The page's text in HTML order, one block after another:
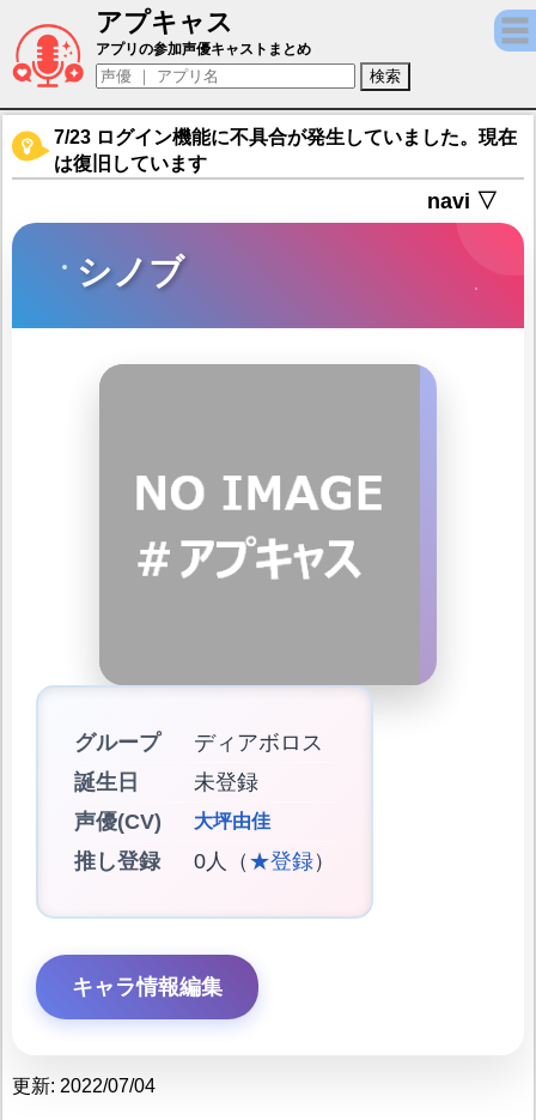
アプキャス
シノブ（声優：大坪由佳)【プリンセスコネ
アプリの参加声優キャストまとめ
7/23 ログイン機能に不具合が発生していました。現在
は復旧しています
navi ▽
シノブ
グループ
ディアボロス
誕生日
未登録
声優(CV)
大坪由佳
推し登録 0人（ ★登録）
キャラ情報編集
更新: 2022/07/04